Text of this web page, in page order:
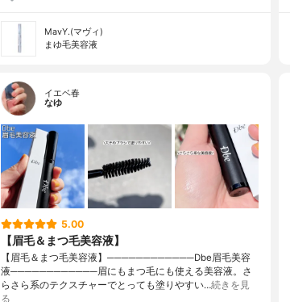
MavY.(マヴィ)
まゆ毛美容液
イエベ春
なゆ
5.00
【眉毛＆まつ毛美容液】
【眉毛＆まつ毛美容液】────────────Dbe眉毛美容
液────────────眉にもまつ毛にも使える美容液。さ
らさら系のテクスチャーでとっても塗りやすい…続きを見
る